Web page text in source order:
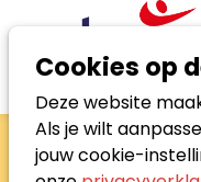
Cookies op
Deze website
Als je wilt
jouw cookie-
Zoek
Zoek